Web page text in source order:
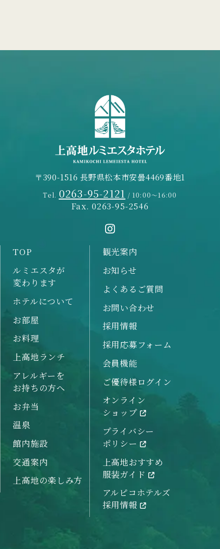
〒390-1516 長野県松本市安曇4469番地1
Tel. 0263-95-2121 / 10:00～16:00
Fax. 0263-95-2546
TOP
ルミエスタが
変わります
ホテルについて
お部屋
お料理
上高地ランチ
アレルギーを
お持ちの方へ
お弁当
温泉
館内施設
交通案内
上高地の楽しみ方
観光案内
お知らせ
よくあるご質問
お問い合わせ
採用情報
採用応募フォーム
会員機能
ご優待様ログイン
オンライン
ショップ
プライバシー
ポリシー
上高地おすすめ
服装ガイド
アルピコホテルズ
採用情報